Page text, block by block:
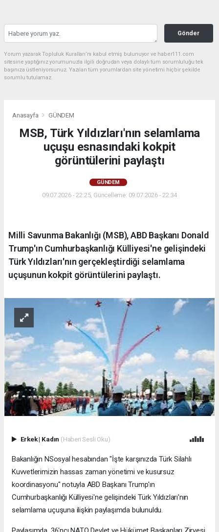
Gönder
Yorum yazarak Topluluk Kuralları’nı kabul etmiş bulunuyor ve haber111.com
sitesine yaptığınız yorumunuzla ilgili doğrudan veya dolaylı tüm sorumluluğu tek
başınıza üstleniyorsunuz. Yazılan tüm yorumlardan site yönetimi hiçbir şekilde
sorumlu tutulamaz.
Anasayfa GÜNDEM
MSB, Türk Yıldızları'nın selamlama
uçuşu esnasındaki kokpit
görüntülerini paylaştı
GÜNDEM
09.07.2026 - 22:25, Güncelleme: 09.07.2026 - 22:34
Milli Savunma Bakanlığı (MSB), ABD Başkanı Donald
Trump'ın Cumhurbaşkanlığı Külliyesi'ne gelişindeki
Türk Yıldızları'nın gerçekleştirdiği selamlama
uçuşunun kokpit görüntülerini paylaştı.
Erkek| Kadın (Haberi Sesli Oku)
Bakanlığın NSosyal hesabından "İşte karşınızda Türk Silahlı
Kuvvetlerimizin hassas zaman yönetimi ve kusursuz
koordinasyonu" notuyla ABD Başkanı Trump'ın
Cumhurbaşkanlığı Külliyesi'ne gelişindeki Türk Yıldızları'nın
selamlama uçuşuna ilişkin paylaşımda bulunuldu.